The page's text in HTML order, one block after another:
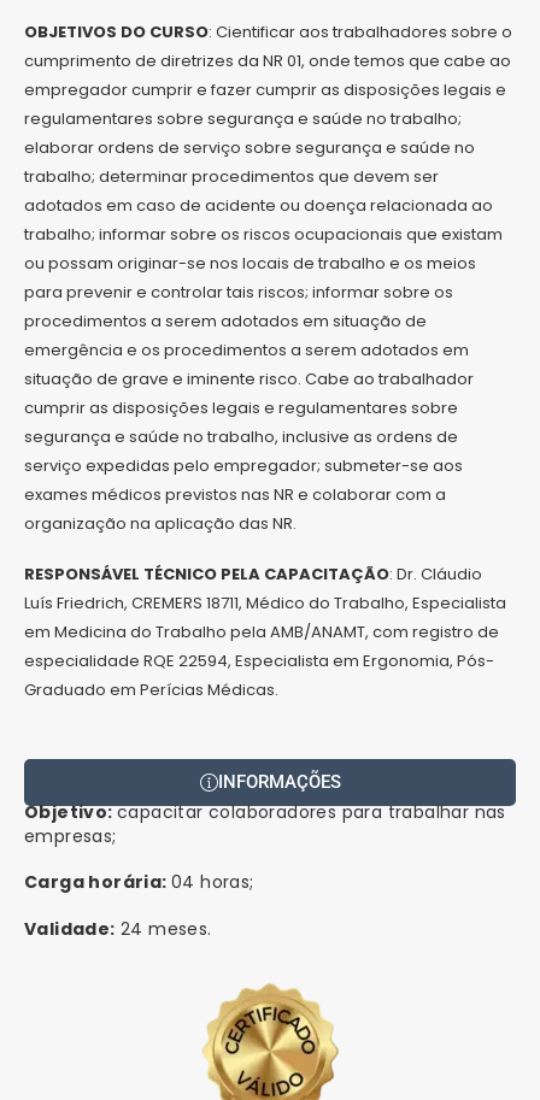
OBJETIVOS DO CURSO: Cientificar aos trabalhadores sobre o
cumprimento de diretrizes da NR 01, onde temos que cabe ao
empregador cumprir e fazer cumprir as disposições legais e
regulamentares sobre segurança e saúde no trabalho;
elaborar ordens de serviço sobre segurança e saúde no
trabalho; determinar procedimentos que devem ser
adotados em caso de acidente ou doença relacionada ao
trabalho; informar sobre os riscos ocupacionais que existam
ou possam originar-se nos locais de trabalho e os meios
para prevenir e controlar tais riscos; informar sobre os
procedimentos a serem adotados em situação de
emergência e os procedimentos a serem adotados em
situação de grave e iminente risco. Cabe ao trabalhador
cumprir as disposições legais e regulamentares sobre
segurança e saúde no trabalho, inclusive as ordens de
serviço expedidas pelo empregador; submeter-se aos
exames médicos previstos nas NR e colaborar com a
organização na aplicação das NR.
RESPONSÁVEL TÉCNICO PELA CAPACITAÇÃO: Dr. Cláudio
Luís Friedrich, CREMERS 18711, Médico do Trabalho, Especialista
em Medicina do Trabalho pela AMB/ANAMT, com registro de
especialidade RQE 22594, Especialista em Ergonomia, Pós-
Graduado em Perícias Médicas.
INFORMAÇÕES
Objetivo:capacitar colaboradores para trabalhar nas
empresas;
Carga horária: 04 horas;
Validade: 24 meses.